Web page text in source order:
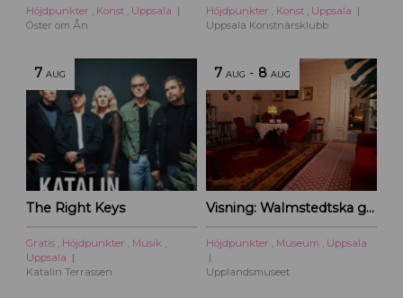
Höjdpunkter , Konst , Uppsala
Öster om Ån
Höjdpunkter , Konst , Uppsala
Uppsala Konstnärsklubb
7 AUG
The Right Keys
Gratis , Höjdpunkter , Musik ,
Uppsala
Katalin Terrassen
7 AUG - 8 AUG
Visning: Walmstedtska gården
Höjdpunkter , Museum , Uppsala
Upplandsmuseet